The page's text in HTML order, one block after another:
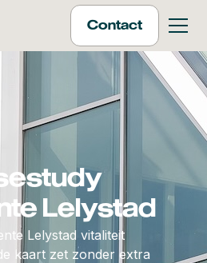
Contact
Lelystad
Lelystad vitaliteit
kaart zet zonder extra